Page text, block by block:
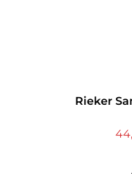
Rieker